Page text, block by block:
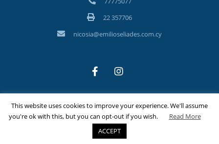
22 357706
nicosia@emilioseliades.com.cy
©Copyright 2026 Emilios Eliades Appliances Ltd | All Rights
Reserved
Designed & Developed by
This website uses cookies to improve your experience. We'll assume
you're ok with this, but you can opt-out if you wish.
Read More
ACCEPT